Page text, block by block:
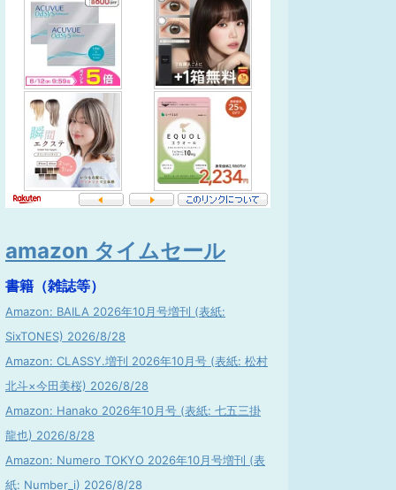
amazon タイムセール
書籍（雑誌等）
Amazon: BAILA 2026年10月号増刊 (表紙:
SixTONES) 2026/8/28
Amazon: CLASSY.増刊 2026年10月号 (表紙: 松村
北斗×今田美桜) 2026/8/28
Amazon: Hanako 2026年10月号 (表紙: 七五三掛
龍也) 2026/8/28
Amazon: Numero TOKYO 2026年10月号増刊 (表
紙: Number_i) 2026/8/28